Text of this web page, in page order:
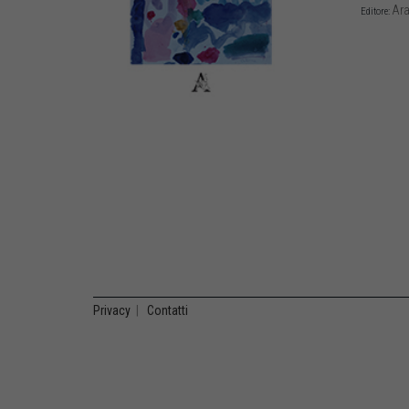
Editore:
Privacy Contatti